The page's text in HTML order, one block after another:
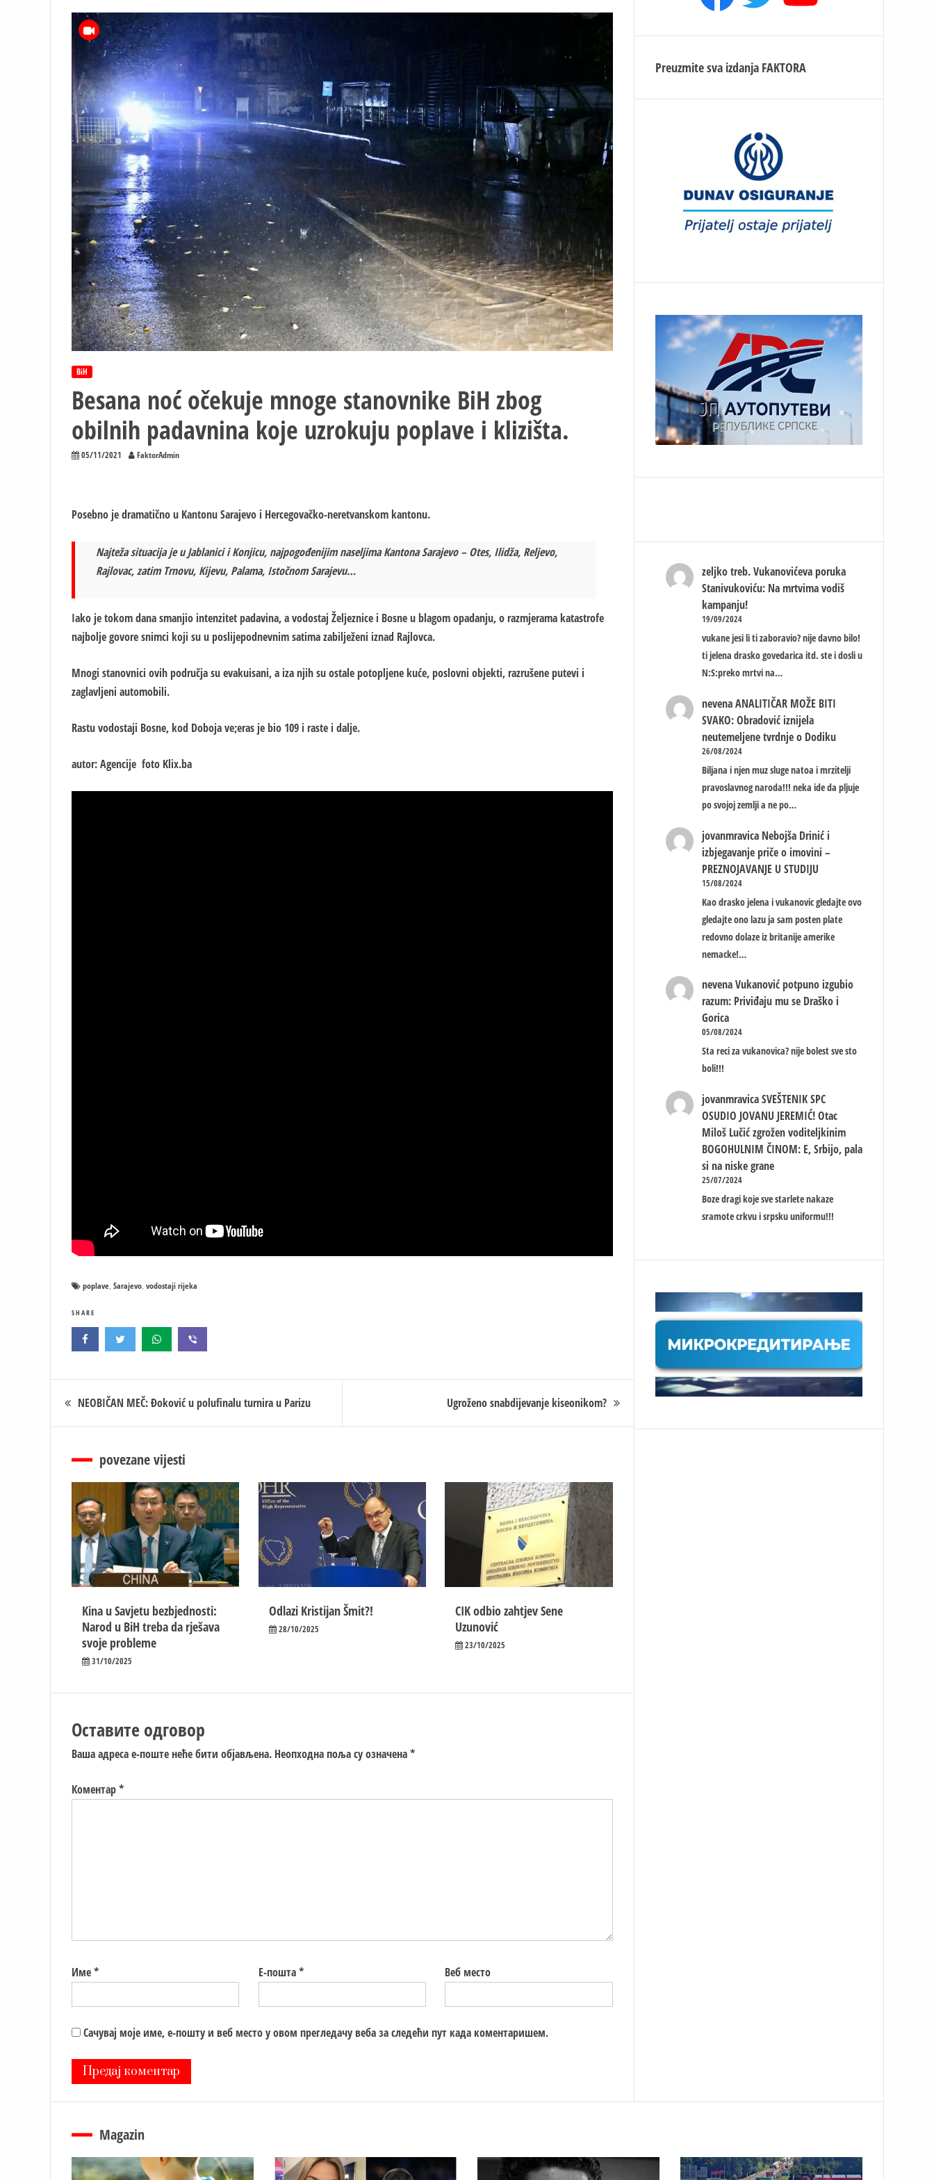
BiH
Besana noć očekuje mnoge stanovnike BiH zbog
obilnih padavnina koje uzrokuju poplave i klizišta.
05/11/2021 FaktorAdmin
Posebno je dramatično u Kantonu Sarajevo i Hercegovačko-neretvanskom kantonu.
Najteža situacija je u Jablanici i Konjicu, najpogođenijim naseljima Kantona Sarajevo – Otes, Ilidža, Reljevo,
Rajlovac, zatim Trnovu, Kijevu, Palama, Istočnom Sarajevu…
Iako je tokom dana smanjio intenzitet padavina, a vodostaj Željeznice i Bosne u blagom opadanju, o razmjerama katastrofe
najbolje govore snimci koji su u poslijepodnevnim satima zabilježeni iznad Rajlovca.
Mnogi stanovnici ovih područja su evakuisani, a iza njih su ostale potopljene kuće, poslovni objekti, razrušene putevi i
zaglavljeni automobili.
Rastu vodostaji Bosne, kod Doboja ve;eras je bio 109 i raste i dalje.
autor: Agencije foto Klix.ba
poplave Sarajevo vodostaji rijeka
SHARE
Кретање
чланка
NEOBIČAN MEČ: Đoković u polufinalu turnira u Parizu Ugroženo snabdijevanje kiseonikom?
povezane vijesti
Kina u Savjetu bezbjednosti:
Narod u BiH treba da rješava
svoje probleme
31/10/2025
Odlazi Kristijan Šmit?!
28/10/2025
CIK odbio zahtjev Sene
Uzunović
23/10/2025
Оставите одговор
Ваша адреса е-поште неће бити објављена. Неопходна поља су означена*
Коментар*
Име* Е-пошта* Веб место
Сачувај моје име, е-пошту и веб место у овом прегледачу веба за следећи пут када коментаришем.
Preuzmite sva izdanja FAKTORA
zeljko treb. Vukanovićeva poruka
Stanivukoviću: Na mrtvima vodiš
kampanju!
19/09/2024
vukane jesi li ti zaboravio? nije davno bilo!
ti jelena drasko govedarica itd. ste i dosli u
N:S:preko mrtvi na…
nevena ANALITIČAR MOŽE BITI
SVAKO: Obradović iznijela
neutemeljene tvrdnje o Dodiku
26/08/2024
Biljana i njen muz sluge natoa i mrzitelji
pravoslavnog naroda!!! neka ide da pljuje
po svojoj zemlji a ne po…
jovanmravica Nebojša Drinić i
izbjegavanje priče o imovini –
PREZNOJAVANJE U STUDIJU
15/08/2024
Kao drasko jelena i vukanovic gledajte ovo
gledajte ono lazu ja sam posten plate
redovno dolaze iz britanije amerike
nemacke!…
nevena Vukanović potpuno izgubio
razum: Priviđaju mu se Draško i
Gorica
05/08/2024
Sta reci za vukanovica? nije bolest sve sto
boli!!!
jovanmravica SVEŠTENIK SPC
OSUDIO JOVANU JEREMIĆ! Otac
Miloš Lučić zgrožen voditeljkinim
BOGOHULNIM ČINOM: E, Srbijo, pala
si na niske grane
25/07/2024
Boze dragi koje sve starlete nakaze
sramote crkvu i srpsku uniformu!!!
Magazin